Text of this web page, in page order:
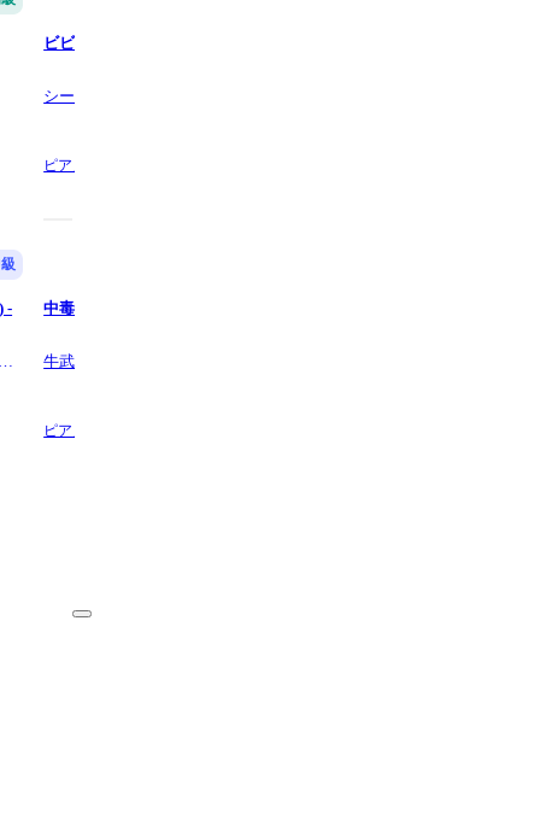
ビビデバ - 星街すいせい
シータピアノ
ピアノ,
-
中毒性のチュウ - すりぃ
牛武奏人【ピアノソロ&ボーカルア
ピアノの他1,